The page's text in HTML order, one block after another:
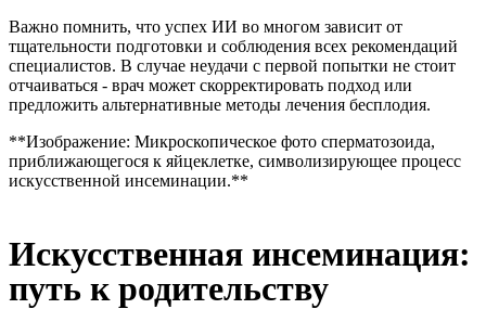
Важно помнить, что успех ИИ во многом зависит от
тщательности подготовки и соблюдения всех рекомендаций
специалистов. В случае неудачи с первой попытки не стоит
отчаиваться - врач может скорректировать подход или
предложить альтернативные методы лечения бесплодия.
**Изображение: Микроскопическое фото сперматозоида,
приближающегося к яйцеклетке, символизирующее процесс
искусственной инсеминации.**
Искусственная инсеминация:
путь к родительству